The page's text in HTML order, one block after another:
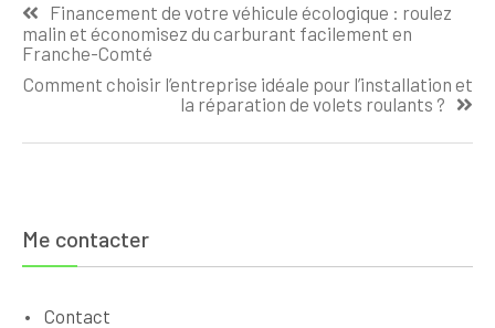
econome
de
l’article
Financement de votre véhicule écologique : roulez
malin et économisez du carburant facilement en
Franche-Comté
Comment choisir l’entreprise idéale pour l’installation et
la réparation de volets roulants ?
Me contacter
Contact